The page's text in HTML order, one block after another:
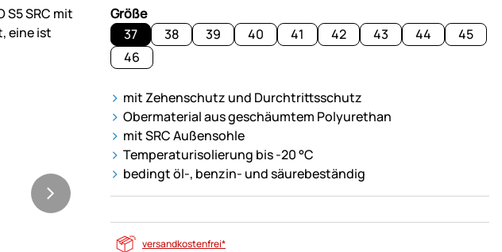
Größe
37
38 39 40 41 42 43 44
45
46
mit Zehenschutz und Durchtrittsschutz
Obermaterial aus geschäumtem Polyurethan
mit SRC Außensohle
Temperaturisolierung bis -20 °C
bedingt öl-, benzin- und säurebeständig
versandkostenfrei*